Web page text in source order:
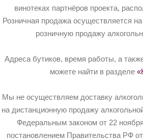
винотеках партнёров проекта,
Розничная продажа осуществляется
розничную продажу
Адреса бутиков, время работы, а
можете найти в разделе
Мы не осуществляем доставку
на дистанционную продажу
Федеральным законом от 22
постановлением Правительства РФ